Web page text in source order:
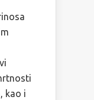
kao i